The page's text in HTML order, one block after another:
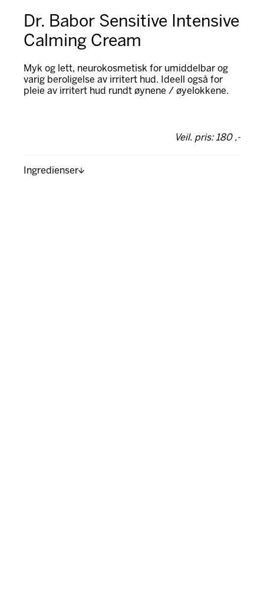
Dr. Babor Sensitive Intensive
Calming Cream
Myk og lett, neurokosmetisk for umiddelbar og
varig beroligelse av irritert hud. Ideell også for
pleie av irritert hud rundt øynene / øyelokkene.
Veil. pris: 180 ,-
Ingredienser